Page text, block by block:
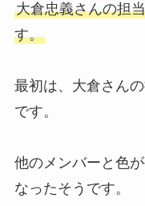
大倉忠義さんの担
す。
最初は、大倉さん
です。
他のメンバーと色
なったそうです。